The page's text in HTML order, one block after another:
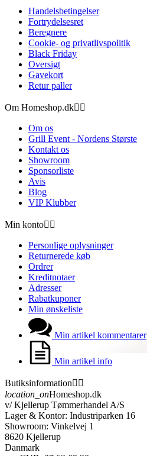
Handelsbetingelser
Fortrydelsesret
Beregnere
Cookie- og privatlivspolitik
Black Friday
Oversigt
Gavekort
Retur paller
Om Homeshop.dk 
Om os
Grill Event - Nordens Største
Kontakt os
Showroom
Sponsorliste
Avis
Blog
VIP Klubber
Min konto 
Personlige oplysninger
Returnerede køb
Ordrer
Kreditnotaer
Adresser
Rabatkuponer
Min ønskeliste
Min artikel kommentarer
Min artikel info
Butiksinformation 
location_onHomeshop.dk
v/ Kjellerup Tømmerhandel A/S
Lager & Kontor: Industriparken 16
Showroom: Vinkelvej 1
8620 Kjellerup
Danmark